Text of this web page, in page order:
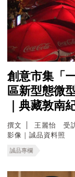
創意市集「
區新型態微
｜典藏敦南
撰文
王麗怡 受
影像｜誠品資料照
誠品專欄